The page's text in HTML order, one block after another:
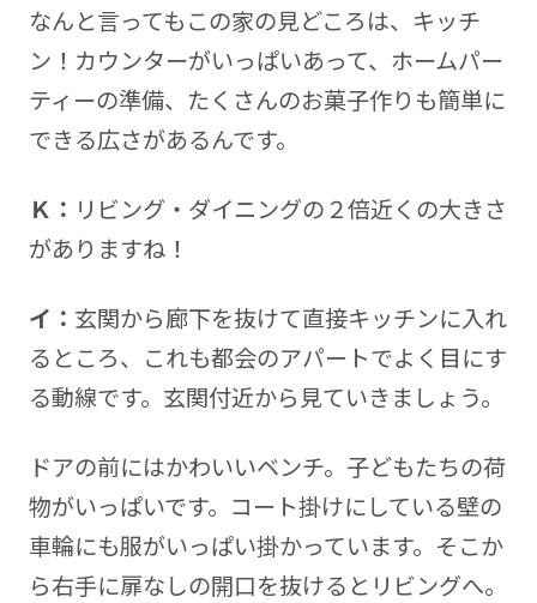
なんと言ってもこの家の見どころは、キッチ
ン！カウンターがいっぱいあって、ホームパー
ティーの準備、たくさんのお菓子作りも簡単に
できる広さがあるんです。
Ｋ： リビング・ダイニングの２倍近くの大きさ
がありますね！
イ： 玄関から廊下を抜けて直接キッチンに入れ
るところ、これも都会のアパートでよく目にす
る動線です。玄関付近から見ていきましょう。
ドアの前にはかわいいベンチ。子どもたちの荷
物がいっぱいです。コート掛けにしている壁の
車輪にも服がいっぱい掛かっています。そこか
ら右手に扉なしの開口を抜けるとリビングへ。